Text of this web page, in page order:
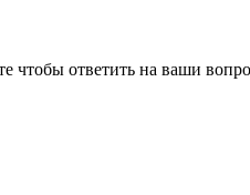
чтобы ответить на ваши